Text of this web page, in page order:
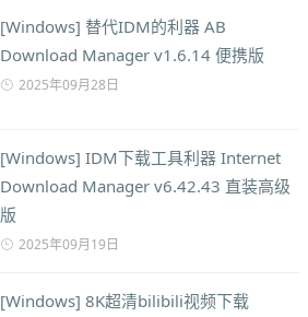
[Windows] 替代IDM的利器 AB
Download Manager v1.6.14 便携版
2025年09月28日
[Windows] IDM下载工具利器 Internet
Download Manager v6.42.43 直装高级
版
2025年09月19日
[Windows] 8K超清bilibili视频下载